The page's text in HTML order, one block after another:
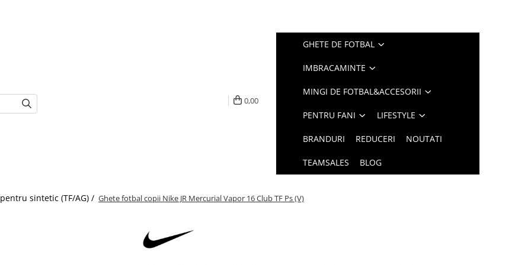
0,00
GHETE DE FOTBAL
IMBRACAMINTE
MINGI DE FOTBAL&ACCESORII
PENTRU FANI LIFESTYLE
BRANDURI REDUCERI NOUTATI
TEAMSALES BLOG
sintetic (TF/AG) / Ghete fotbal copii Nike JR Mercurial Vapor 16 Club TF Ps (V)